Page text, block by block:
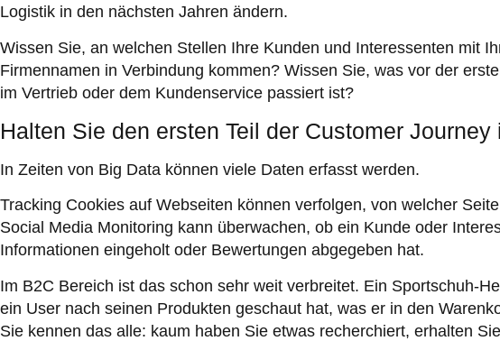
Logistik in den nächsten Jahren ändern.
Wissen Sie, an welchen Stellen Ihre Kunden und Interessenten mit
Firmennamen in Verbindung kommen? Wissen Sie, was vor der
im Vertrieb oder dem Kundenservice passiert ist?
Halten Sie den ersten Teil der Customer Journey
In Zeiten von Big Data können viele Daten erfasst werden.
Tracking Cookies auf Webseiten können verfolgen, von welcher
Social Media Monitoring kann überwachen, ob ein Kunde oder
Informationen eingeholt oder Bewertungen abgegeben hat.
Im B2C Bereich ist das schon sehr weit verbreitet. Ein Sportschuh-
ein User nach seinen Produkten geschaut hat, was er in den
Sie kennen das alle: kaum haben Sie etwas recherchiert, erhalten